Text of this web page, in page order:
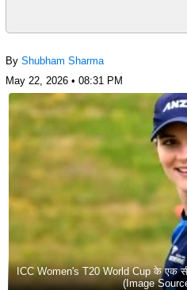
By Shubham Sharma
May 22, 2026 • 08:31 PM
ICC Women's T20 World Cup के एक
(Image